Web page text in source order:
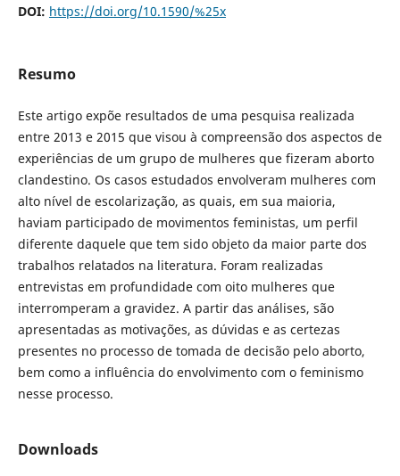
DOI: https://doi.org/10.1590/%25x
Resumo
Este artigo expõe resultados de uma pesquisa realizada
entre 2013 e 2015 que visou à compreensão dos aspectos de
experiências de um grupo de mulheres que fizeram aborto
clandestino. Os casos estudados envolveram mulheres com
alto nível de escolarização, as quais, em sua maioria,
haviam participado de movimentos feministas, um perfil
diferente daquele que tem sido objeto da maior parte dos
trabalhos relatados na literatura. Foram realizadas
entrevistas em profundidade com oito mulheres que
interromperam a gravidez. A partir das análises, são
apresentadas as motivações, as dúvidas e as certezas
presentes no processo de tomada de decisão pelo aborto,
bem como a influência do envolvimento com o feminismo
nesse processo.
Downloads